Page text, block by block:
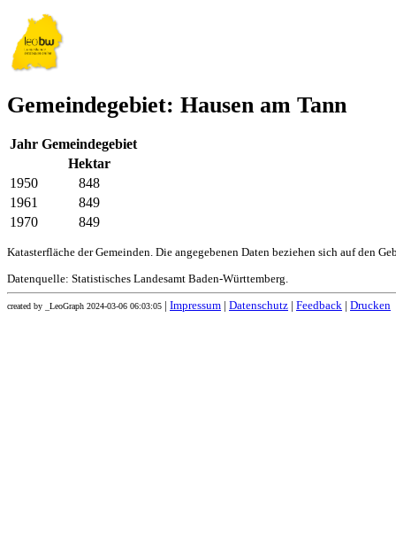
Gemeindegebiet: Hausen am Tann
Jahr Gemeindegebiet
Hektar
1950
848
1961
849
1970
849
Katasterfläche der Gemeinden. Die angegebenen Daten beziehen sich auf den
Datenquelle: Statistisches Landesamt Baden-Württemberg.
created by _LeoGraph 2024-03-06 06:03:05 Impressum Datenschutz Feedback Drucken